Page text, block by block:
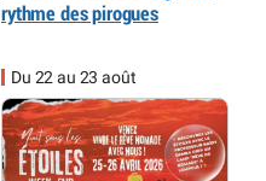
rythme des pirogues
Du 22 au 23 août